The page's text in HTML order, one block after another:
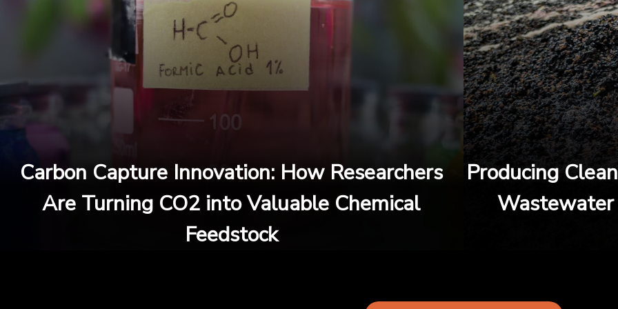
Carbon Capture Innovation: How Researchers
Are Turning CO2 into Valuable Chemical
Feedstock
Producing
Wastewater